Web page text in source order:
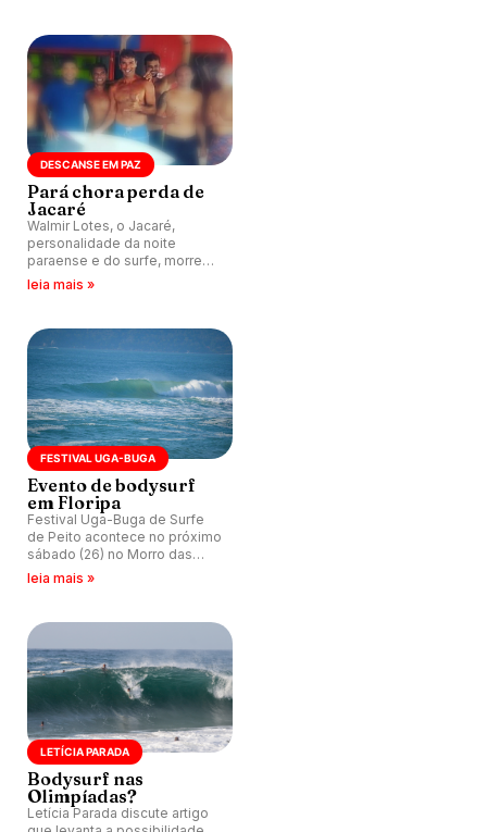
DESCANSE EM PAZ
Pará chora perda de
Jacaré
Walmir Lotes, o Jacaré,
personalidade da noite
paraense e do surfe, morre
de câncer.
leia mais »
FESTIVAL UGA-BUGA
Evento de bodysurf
em Floripa
Festival Uga-Buga de Surfe
de Peito acontece no próximo
sábado (26) no Morro das
Pedras, em Florianópolis (SC).
leia mais »
LETÍCIA PARADA
Bodysurf nas
Olimpíadas?
Letícia Parada discute artigo